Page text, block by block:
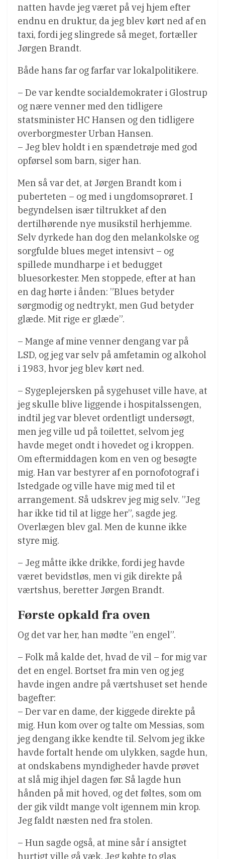
natten havde jeg været på vej hjem efter
endnu en druktur, da jeg blev kørt ned af en
taxi, fordi jeg slingrede så meget, fortæller
Jørgen Brandt.
Både hans far og farfar var lokalpolitikere.
– De var kendte socialdemokrater i Glostrup
og nære venner med den tidligere
statsminister HC Hansen og den tidligere
overborgmester Urban Hansen.
– Jeg blev holdt i en spændetrøje med god
opførsel som barn, siger han.
Men så var det, at Jørgen Brandt kom i
puberteten – og med i ungdomsoprøret. I
begyndelsen især tiltrukket af den
dertilhørende nye musikstil herhjemme.
Selv dyrkede han dog den melankolske og
sorgfulde blues meget intensivt – og
spillede mundharpe i et bedugget
bluesorkester. Men stoppede, efter at han
en dag hørte i ånden: ”Blues betyder
sørgmodig og nedtrykt, men Gud betyder
glæde. Mit rige er glæde”.
– Mange af mine venner dengang var på
LSD, og jeg var selv på amfetamin og alkohol
i 1983, hvor jeg blev kørt ned.
– Sygeplejersken på sygehuset ville have, at
jeg skulle blive liggende i hospitalssengen,
indtil jeg var blevet ordentligt undersøgt,
men jeg ville ud på toilettet, selvom jeg
havde meget ondt i hovedet og i kroppen.
Om eftermiddagen kom en ven og besøgte
mig. Han var bestyrer af en pornofotograf i
Istedgade og ville have mig med til et
arrangement. Så udskrev jeg mig selv. ”Jeg
har ikke tid til at ligge her”, sagde jeg.
Overlægen blev gal. Men de kunne ikke
styre mig.
– Jeg måtte ikke drikke, fordi jeg havde
været bevidstløs, men vi gik direkte på
værtshus, beretter Jørgen Brandt.
Første opkald fra oven
Og det var her, han mødte ”en engel”.
– Folk må kalde det, hvad de vil – for mig var
det en engel. Bortset fra min ven og jeg
havde ingen andre på værtshuset set hende
bagefter:
– Der var en dame, der kiggede direkte på
mig. Hun kom over og talte om Messias, som
jeg dengang ikke kendte til. Selvom jeg ikke
havde fortalt hende om ulykken, sagde hun,
at ondskabens myndigheder havde prøvet
at slå mig ihjel dagen før. Så lagde hun
hånden på mit hoved, og det føltes, som om
der gik vildt mange volt igennem min krop.
Jeg faldt næsten ned fra stolen.
– Hun sagde også, at mine sår í ansigtet
hurtigt ville gå væk. Jeg købte to glas